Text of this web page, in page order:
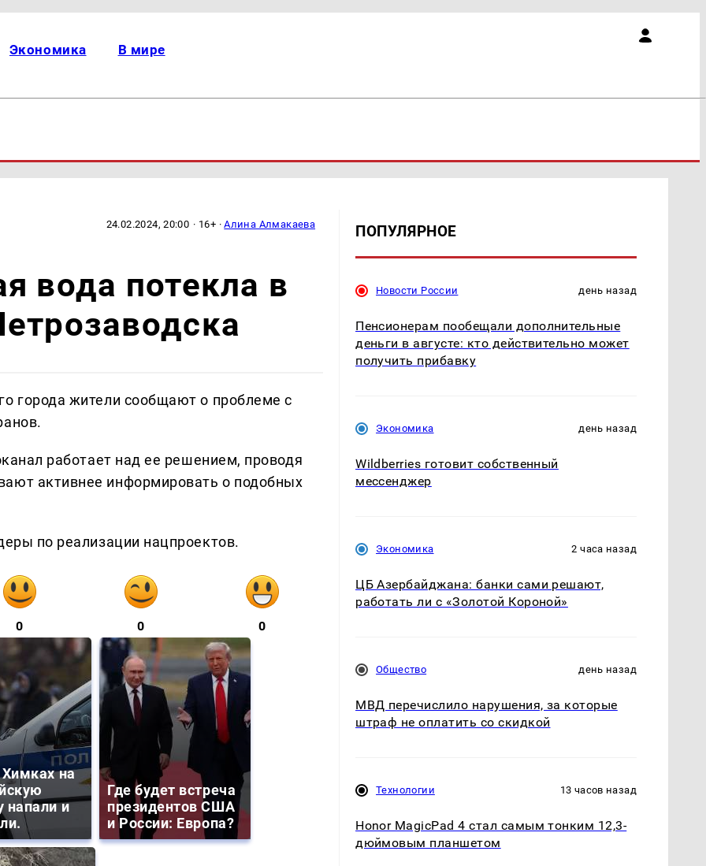
Экономика В мире
24.02.2024, 20:00 · 16+ ·Алина Алмакаева
вода потекла в
города жители сообщают о проблеме с
работает над ее решением, проводя
активнее информировать о подобных
по реализации нацпроектов.
0 0 0
на
напали и
Где будет встреча
президентов США
и России: Европа?
ПОПУЛЯРНОЕ
Новости России день назад
Пенсионерам пообещали дополнительные
деньги в августе: кто действительно может
получить прибавку
Экономика день назад
Wildberries готовит собственный
мессенджер
Экономика 2 часа назад
ЦБ Азербайджана: банки сами решают,
работать ли с «Золотой Короной»
Общество день назад
МВД перечислило нарушения, за которые
штраф не оплатить со скидкой
Технологии 13 часов назад
Honor MagicPad 4 стал самым тонким 12,3-
дюймовым планшетом